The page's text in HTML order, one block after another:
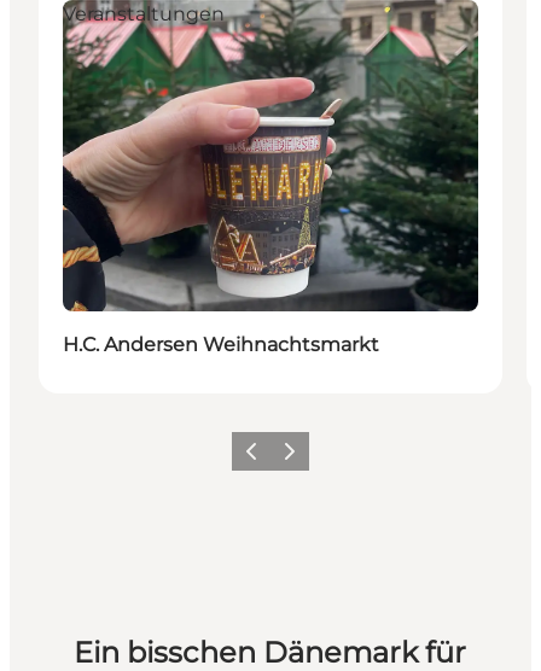
Veranstaltungen
H.C. Andersen Weihnachtsmarkt
ZurückWeiter
Ein bisschen Dänemark für